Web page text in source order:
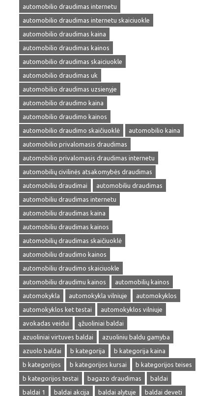
automobilio draudimas internetu
automobilio draudimas internetu skaiciuokle
automobilio draudimas kaina
automobilio draudimas kainos
automobilio draudimas skaiciuokle
automobilio draudimas uk
automobilio draudimas uzsienyje
automobilio draudimo kaina
automobilio draudimo kainos
automobilio draudimo skaičiuoklė
automobilio kaina
automobilio privalomasis draudimas
automobilio privalomasis draudimas internetu
automobilių civilinės atsakomybės draudimas
automobiliu draudimai
automobiliu draudimas
automobiliu draudimas internetu
automobiliu draudimas kaina
automobiliu draudimas kainos
automobilių draudimas skaičiuoklė
automobiliu draudimo kainos
automobiliu draudimo skaiciuokle
automobiliu draudimu kainos
automobilių kainos
automokykla
automokykla vilniuje
automokyklos
automokyklos ket testai
automokyklos vilniuje
avokadas veidui
ąžuoliniai baldai
azuoliniai virtuves baldai
azuoliniu baldu gamyba
azuolo baldai
b kategorija
b kategorija kaina
b kategorijos
b kategorijos kursai
b kategorijos teises
b kategorijos testai
bagazo draudimas
baldai
baldai 1
baldai akcija baldai alytuje
baldai deveti